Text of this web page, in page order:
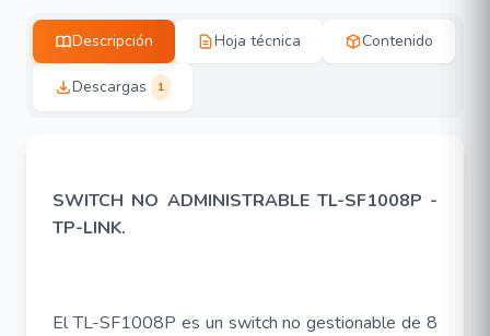
Descripción Hoja técnica Contenido
Descargas 1
SWITCH NO ADMINISTRABLE TL-SF1008P -
TP-LINK.
El TL-SF1008P es un switch no gestionable de 8